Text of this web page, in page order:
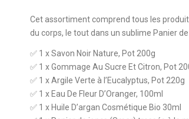
Cet assortiment comprend tous les
du corps, le tout dans un sublime Panier
✅ 1 x Savon Noir Nature, Pot 200g
✅ 1 x Gommage Au Sucre Et Citron, Pot
✅ 1 x Argile Verte à l’Eucalyptus, Pot 220g
✅ 1 x Eau De Fleur D’Oranger, 100ml
✅ 1 x Huile D’argan Cosmétique Bio 30ml